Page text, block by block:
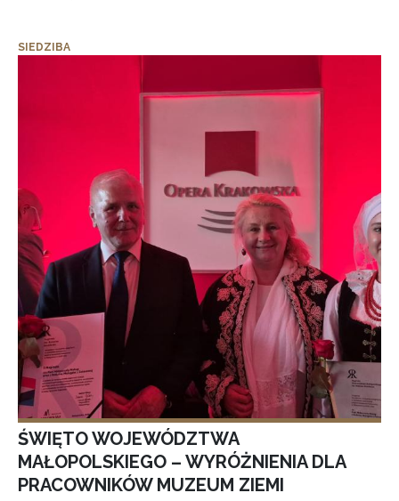
SIEDZIBA
ŚWIĘTO WOJEWÓDZTWA
MAŁOPOLSKIEGO – WYRÓŻNIENIA DLA
PRACOWNIKÓW MUZEUM ZIEMI